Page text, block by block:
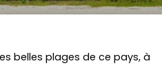
belles plages de ce pays, à